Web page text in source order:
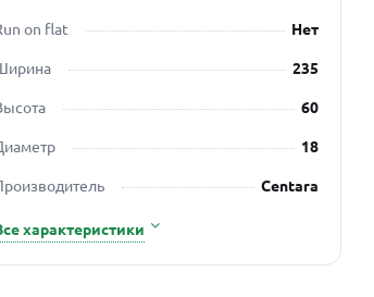
on flat
Нет
235
60
18
Centara
характеристики